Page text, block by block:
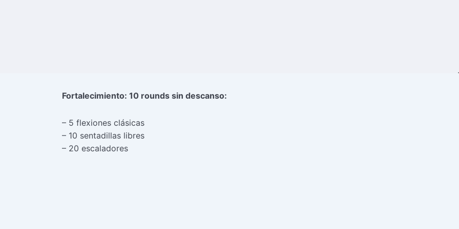
Fortalecimiento: 10 rounds sin descanso:
– 5 flexiones clásicas
– 10 sentadillas libres
– 20 escaladores